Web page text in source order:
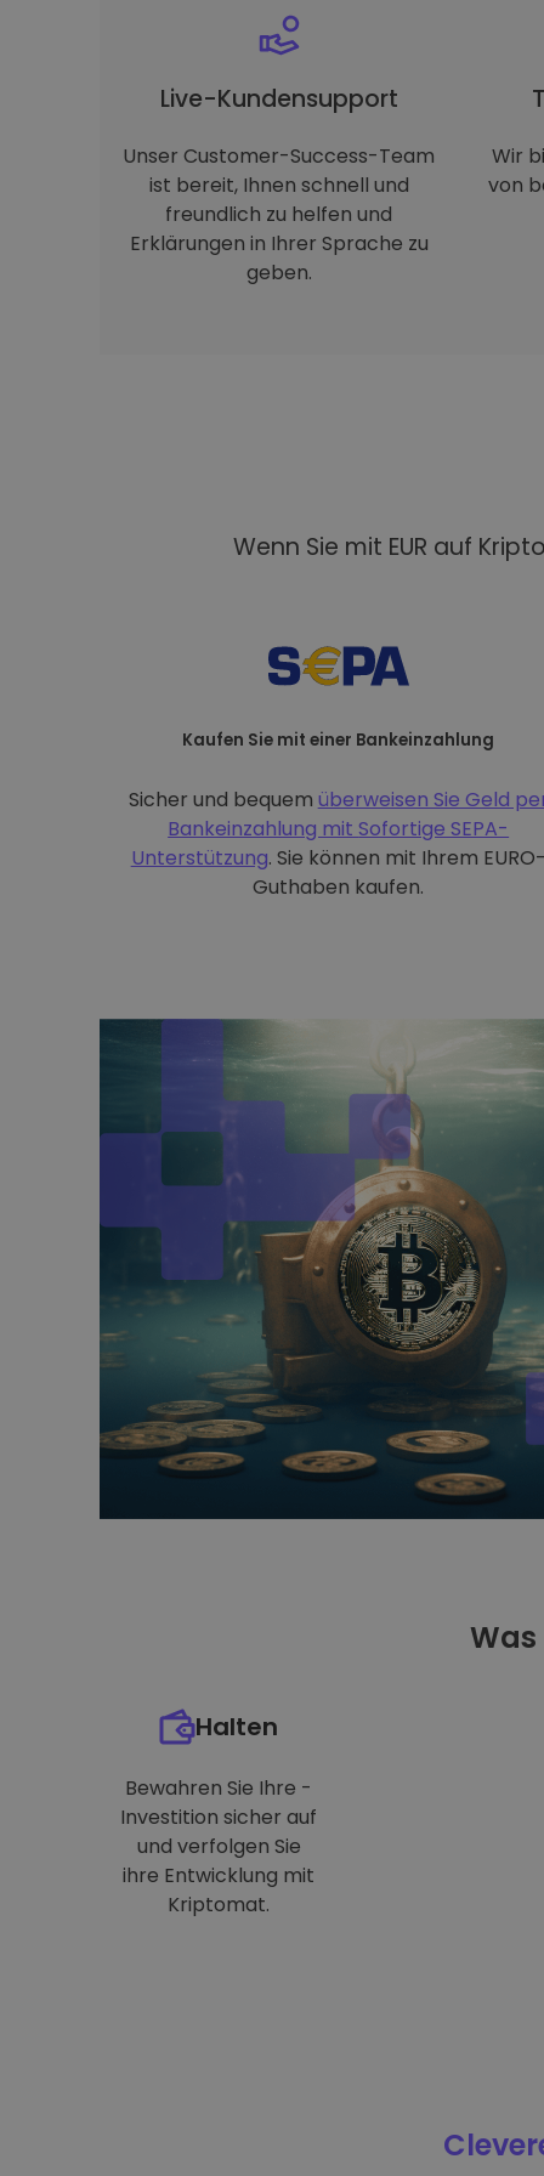
Live-Kundensupport
Unser Customer-Success-Team
ist bereit, Ihnen schnell und
freundlich zu helfen und
Erklärungen in Ihrer Sprache zu
geben.
Wir
von
Wenn Sie mit EUR auf
Kaufen Sie mit einer Bankeinzahlung
Sicher und bequem überweisen Sie Geld
Bankeinzahlung mit Sofortige SEPA-
Unterstützung. Sie können mit Ihrem
Guthaben kaufen.
Halten
Bewahren Sie Ihre -
Investition sicher auf
und verfolgen Sie
ihre Entwicklung mit
Kriptomat.